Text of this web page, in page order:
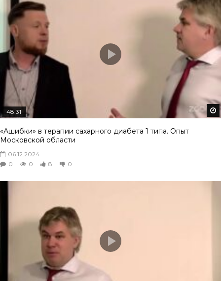
48:31
«Ашибки» в терапии сахарного диабета 1 типа. Опыт
Московской области
06.12.2024
0
0 8 0